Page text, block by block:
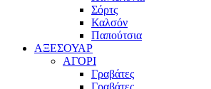
Σόρτς
Καλσόν
Παπούτσια
ΑΞΕΣΟΥΑΡ
ΑΓΟΡΙ
Γραβάτες
Γραβάτες